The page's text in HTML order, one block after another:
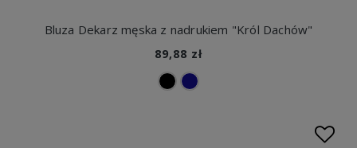
Bluza Dekarz męska z nadrukiem "Król Dachów"
89,88 zł